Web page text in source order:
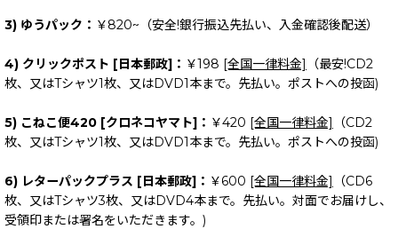
3) ゆうパック： ￥820~（安全!銀行振込先払い、入金確認後配送）
4) クリックポスト [日本郵政]： ￥198 [全国一律料金]
（最安!CD2
枚、又はTシャツ1枚、又はDVD1本まで。先払い。ポストへの投函)
5) こねこ便420 [クロネコヤマト]： ￥420 [全国一律料金]
（CD2
枚、又はTシャツ1枚、又はDVD1本まで。先払い。ポストへの投函)
6) レターパックプラス [日本郵政]： ￥600 [全国一律料金]
（CD6
枚、又はTシャツ3枚、又はDVD4本まで。先払い。対面でお届けし、
受領印または署名をいただきます。)